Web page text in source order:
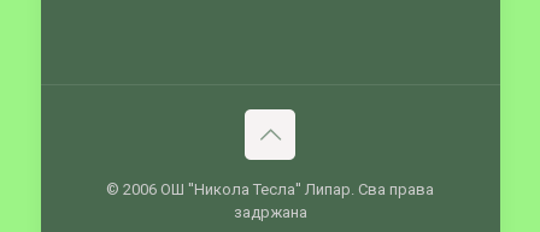
© 2006 ОШ ''Никола Тесла'' Липар. Сва права
задржана